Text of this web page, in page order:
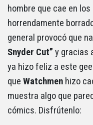
hombre que cae en
horrendamente
general provocó que
Snyder Cut” y gracias
ya hizo feliz a este
que Watchmen hizo
muestra algo que
cómics. Disfrútenlo: